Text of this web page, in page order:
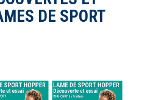
DE SPORT